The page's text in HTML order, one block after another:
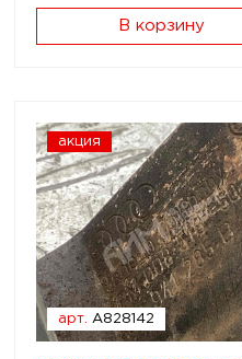
В корзину
акция
арт. A828142